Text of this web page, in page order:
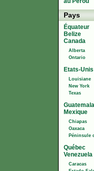
Pays
Équateur
Belize
Canada
Alberta
Ontario
Etats-Unis
Louisiane
New York
Texas
Guatemala
Mexique
Chiapas
Oaxaca
Péninsule
Québec
Venezuela
Caracas